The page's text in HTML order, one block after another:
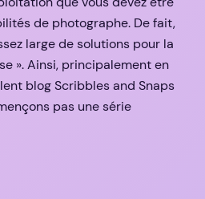
de photographe. De fait,
large de solutions pour la
». Ainsi, principalement en
blog Scribbles and Snaps
pas une série